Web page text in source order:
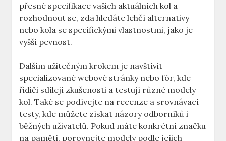
přesné specifikace vašich aktuálních kol a
rozhodnout se, zda hledáte lehčí alternativy
nebo kola se specifickými vlastnostmi, jako je
vyšší pevnost.
Dalším užitečným krokem je navštívit
specializované webové stránky nebo fór, kde
řidiči sdílejí zkušenosti a testují různé modely
kol. Také se podívejte na recenze a srovnávací
testy, kde můžete získat názory odborníků i
běžných uživatelů. Pokud máte konkrétní značku
na paměti, porovnejte modely podle jejich